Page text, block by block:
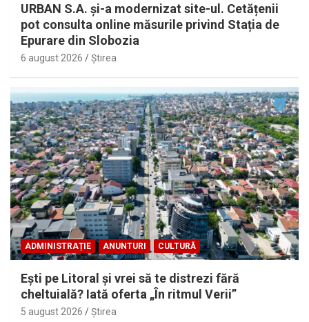
URBAN S.A. și-a modernizat site-ul. Cetățenii
pot consulta online măsurile privind Stația de
Epurare din Slobozia
6 august 2026 Ştirea
ADMINISTRAȚIE ANUNTURI CULTURĂ
Eşti pe Litoral şi vrei să te distrezi fără
cheltuială? Iată oferta „În ritmul Verii”
5 august 2026 Ştirea